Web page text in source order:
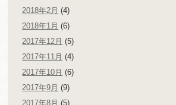
2018年2月 (4)
2018年1月 (6)
2017年12月 (5)
2017年11月 (4)
2017年10月 (6)
2017年9月 (9)
2017年8月 (5)